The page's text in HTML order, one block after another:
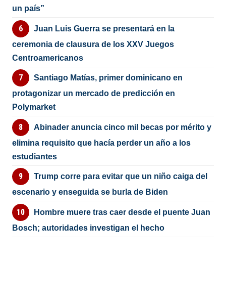
un país”
Juan Luis Guerra se presentará en la
ceremonia de clausura de los XXV Juegos
Centroamericanos
Santiago Matías, primer dominicano en
protagonizar un mercado de predicción en
Polymarket
Abinader anuncia cinco mil becas por mérito y
elimina requisito que hacía perder un año a los
estudiantes
Trump corre para evitar que un niño caiga del
escenario y enseguida se burla de Biden
Hombre muere tras caer desde el puente Juan
Bosch; autoridades investigan el hecho